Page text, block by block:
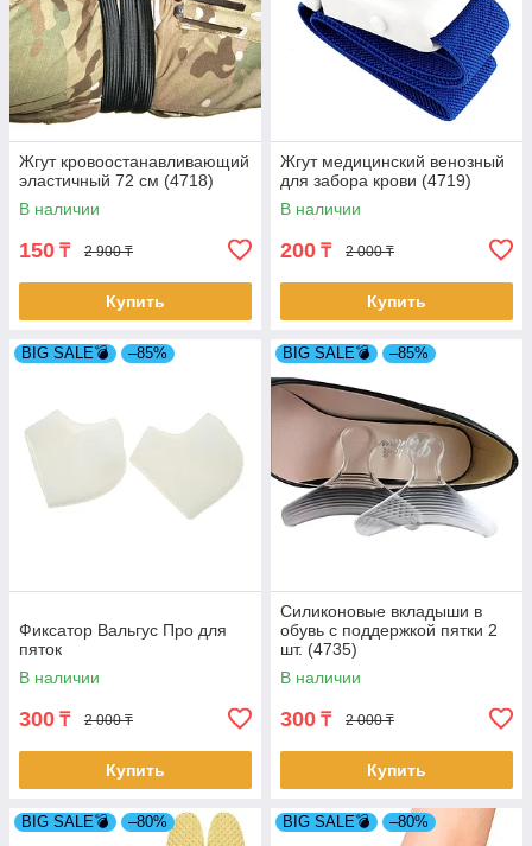
Жгут кровоостанавливающий
эластичный 72 см (4718)
В наличии
150 ₸ 2 900 ₸
Купить
Жгут медицинский венозный
для забора крови (4719)
В наличии
200 ₸ 2 000 ₸
Купить
BIG SALE💣 –85%
Фиксатор Вальгус Про для
пяток
В наличии
300 ₸ 2 000 ₸
Купить
BIG SALE💣 –85%
Силиконовые вкладыши в
обувь с поддержкой пятки 2
шт. (4735)
В наличии
300 ₸ 2 000 ₸
Купить
BIG SALE💣 –80% BIG SALE💣 –80%